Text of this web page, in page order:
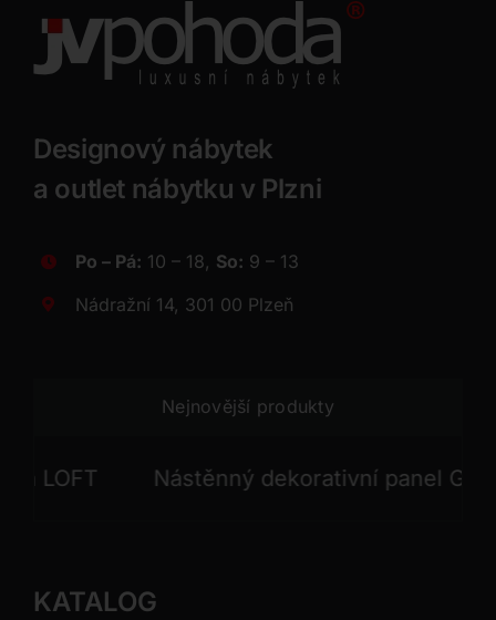
Designový nábytek
a outlet nábytku v Plzni
Po – Pá: 10 – 18, So: 9 – 13
Nádražní 14, 301 00 Plzeň
Nejnovější produkty
Nástěnný dekorativní panel GONG
KATALOG